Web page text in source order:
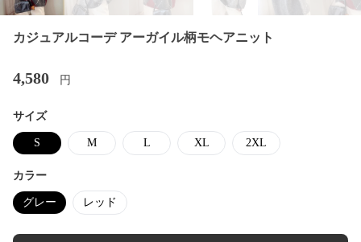
カジュアルコーデ アーガイル柄モヘアニット
4,580 円
サイズ
S M L XL 2XL
カラー
グレー レッド